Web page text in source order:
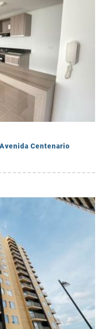
Centenario